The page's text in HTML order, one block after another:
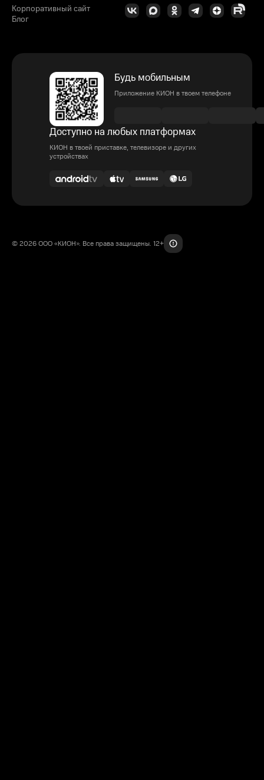
Корпоративный сайт
Блог
Будь мобильным
Приложение КИОН в твоем телефоне
Доступно на любых платформах
КИОН в твоей приставке, телевизоре и других
устройствах
© 2026 ООО «КИОН». Все права защищены. 12+